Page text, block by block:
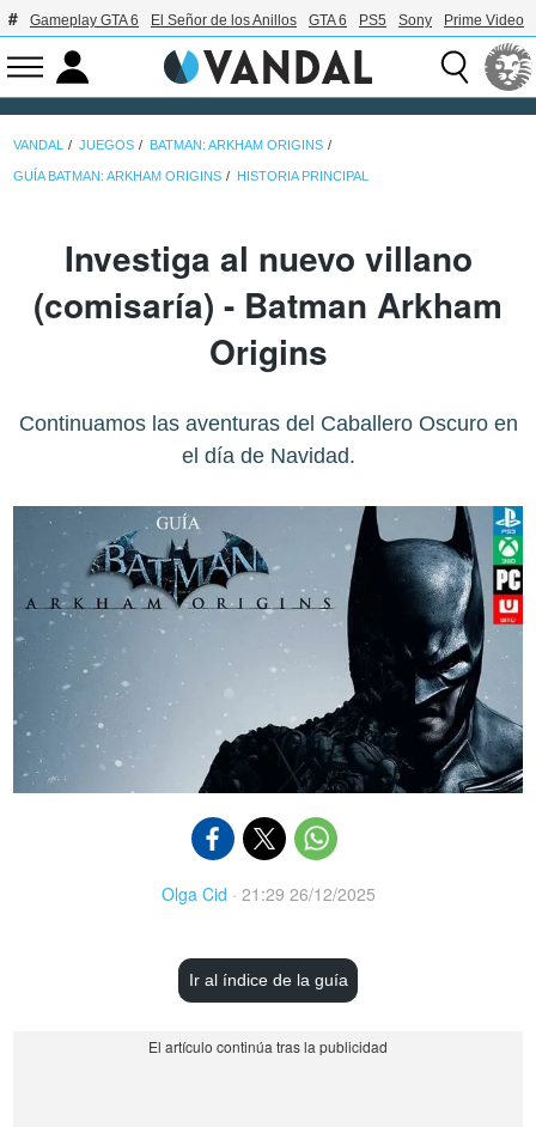
Gameplay GTA 6 El Señor de los Anillos GTA 6 PS5 Sony Prime Video
VANDAL JUEGOS BATMAN: ARKHAM ORIGINS
GUÍA BATMAN: ARKHAM ORIGINS HISTORIA PRINCIPAL
Investiga al nuevo villano
(comisaría) - Batman Arkham
Origins
Continuamos las aventuras del Caballero Oscuro en
el día de Navidad.
Olga Cid · 21:29 26/12/2025
Ir al índice de la guía